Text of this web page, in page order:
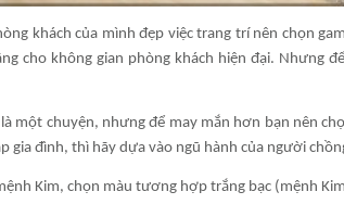
khách của mình đẹp việc trang trí nên chọn
cho không gian phòng khách hiện đại. Nhưng
một chuyện, nhưng để may mắn hơn bạn nên
gia đình, thì hãy dựa vào ngũ hành của người
Kim, chọn màu tương hợp trắng bạc (mệnh